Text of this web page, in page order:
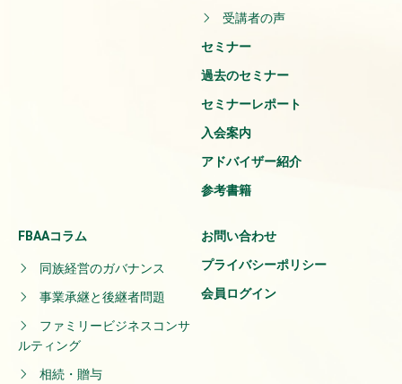
受講者の声
セミナー
過去のセミナー
セミナーレポート
入会案内
アドバイザー紹介
参考書籍
FBAAコラム
同族経営のガバナンス
事業承継と後継者問題
ファミリービジネスコンサ
ルティング
相続・贈与
お問い合わせ
プライバシーポリシー
会員ログイン